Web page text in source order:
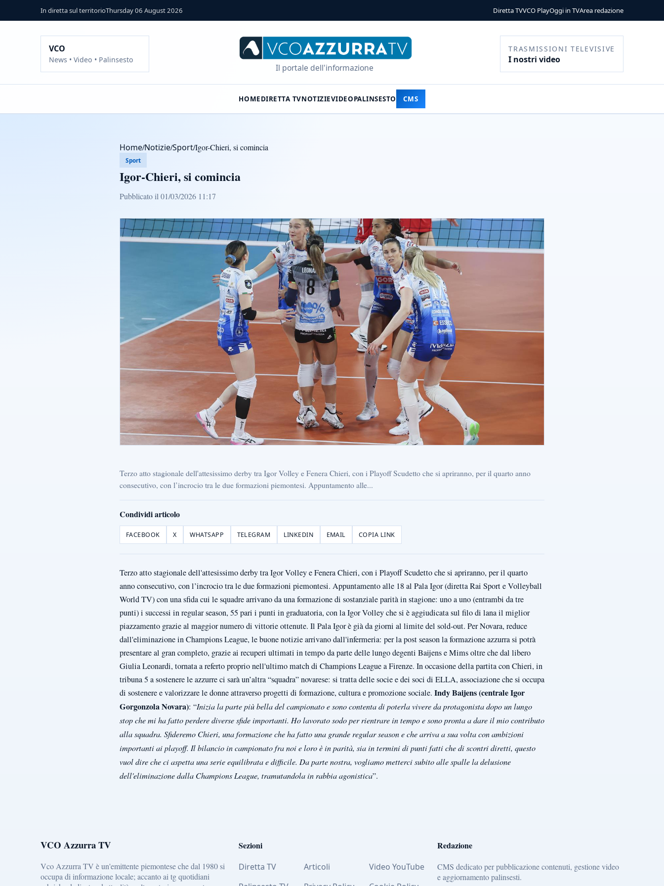
In diretta sul territorioThursday 06 August 2026 Diretta TVVCO PlayOggi in TVArea redazione
VCO
News • Video • Palinsesto
Il portale dell'informazione
TRASMISSIONI TELEVISIVE
I nostri video
HOMEDIRETTA TVNOTIZIEVIDEOPALINSESTO CMS
Home/Notizie/Sport/Igor-Chieri, si comincia
Sport
Igor-Chieri, si comincia
Pubblicato il 01/03/2026 11:17
Terzo atto stagionale dell'attesissimo derby tra Igor Volley e Fenera Chieri, con i Playoff Scudetto che si apriranno, per il quarto anno
consecutivo, con l’incrocio tra le due formazioni piemontesi. Appuntamento alle...
Condividi articolo
FACEBOOK X WHATSAPP TELEGRAM LINKEDIN EMAIL COPIA LINK
Terzo atto stagionale dell'attesissimo derby tra Igor Volley e Fenera Chieri, con i Playoff Scudetto che si apriranno, per il quarto
anno consecutivo, con l’incrocio tra le due formazioni piemontesi. Appuntamento alle 18 al Pala Igor (diretta Rai Sport e Volleyball
World TV) con una sfida cui le squadre arrivano da una formazione di sostanziale parità in stagione: uno a uno (entrambi da tre
punti) i successi in regular season, 55 pari i punti in graduatoria, con la Igor Volley che si è aggiudicata sul filo di lana il miglior
piazzamento grazie al maggior numero di vittorie ottenute. Il Pala Igor è già da giorni al limite del sold-out. Per Novara, reduce
dall'eliminazione in Champions League, le buone notizie arrivano dall'infermeria: per la post season la formazione azzurra si potrà
presentare al gran completo, grazie ai recuperi ultimati in tempo da parte delle lungo degenti Baijens e Mims oltre che dal libero
Giulia Leonardi, tornata a referto proprio nell'ultimo match di Champions League a Firenze. In occasione della partita con Chieri, in
tribuna 5 a sostenere le azzurre ci sarà un’altra “squadra” novarese: si tratta delle socie e dei soci di ELLA, associazione che si occupa
di sostenere e valorizzare le donne attraverso progetti di formazione, cultura e promozione sociale. Indy Baijens (centrale Igor
Gorgonzola Novara): “Inizia la parte più bella del campionato e sono contenta di poterla vivere da protagonista dopo un lungo
stop che mi ha fatto perdere diverse sfide importanti. Ho lavorato sodo per rientrare in tempo e sono pronta a dare il mio contributo
alla squadra. Sfideremo Chieri, una formazione che ha fatto una grande regular season e che arriva a sua volta con ambizioni
importanti ai playoff. Il bilancio in campionato fra noi e loro è in parità, sia in termini di punti fatti che di scontri diretti, questo
vuol dire che ci aspetta una serie equilibrata e difficile. Da parte nostra, vogliamo metterci subito alle spalle la delusione
dell'eliminazione dalla Champions League, tramutandola in rabbia agonistica”.
VCO Azzurra TV
Vco Azzurra TV è un'emittente piemontese che dal 1980 si
occupa di informazione locale; accanto ai tg quotidiani
Sezioni
Diretta TV Articoli
Video YouTube
Redazione
CMS dedicato per pubblicazione contenuti, gestione video
e aggiornamento palinsesti.